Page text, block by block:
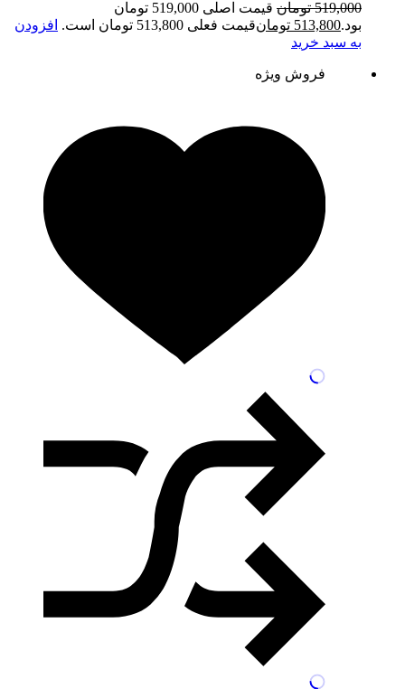
519,000 تومان
قیمت اصلی 519,000 تومان
بود.513,800 تومانقیمت فعلی 513,800 تومان است.
افزودن
به سبد خرید
فروش ویژه